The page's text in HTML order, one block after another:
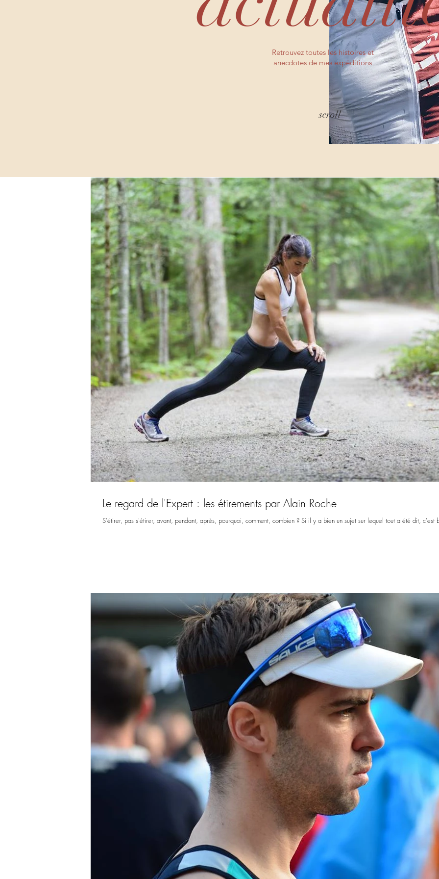
scroll
Retrouvez toutes les histoires et
anecdotes de mes expéditions
Le regard de l'Expert : les étirements par Alain Roche
S'étirer, pas s'étirer, avant, pendant, après, pourquoi, comment, combien ? Si il y a bien un sujet sur lequel tout a été dit, c'est